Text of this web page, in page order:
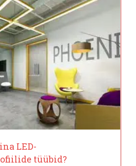
LED-
tüübid?